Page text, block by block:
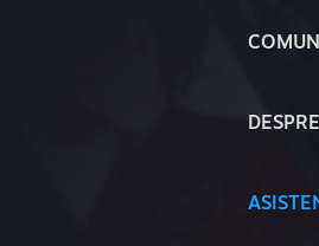
DESPRE